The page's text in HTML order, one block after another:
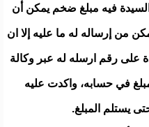
السيدة فيه مبلغ ضخم يمكن أن
من إرساله له ما عليه إلا ان
على رقم ارسله له عبر وكالة
في حسابه، واكدت عليه
يستلم المبلغ.